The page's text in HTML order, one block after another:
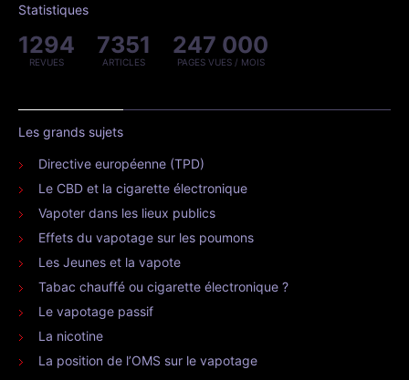
Statistiques
1294
REVUES
7351
ARTICLES
247 000
PAGES VUES / MOIS
Les grands sujets
Directive européenne (TPD)
Le CBD et la cigarette électronique
Vapoter dans les lieux publics
Effets du vapotage sur les poumons
Les Jeunes et la vapote
Tabac chauffé ou cigarette électronique ?
Le vapotage passif
La nicotine
La position de l’OMS sur le vapotage